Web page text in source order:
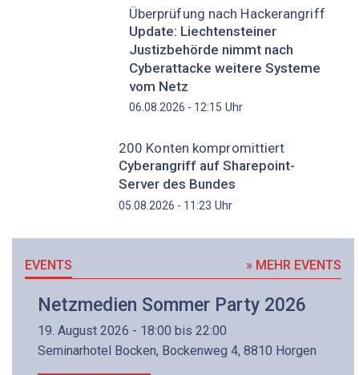
Überprüfung nach Hackerangriff
Update: Liechtensteiner
Justizbehörde nimmt nach
Cyberattacke weitere Systeme
vom Netz
06.08.2026 - 12:15 Uhr
200 Konten kompromittiert
Cyberangriff auf Sharepoint-
Server des Bundes
05.08.2026 - 11:23 Uhr
EVENTS » MEHR EVENTS
Netzmedien Sommer Party 2026
19. August 2026 - 18:00 bis 22:00
Seminarhotel Bocken, Bockenweg 4, 8810 Horgen